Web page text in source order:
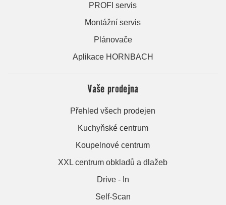
PROFI servis
Montážní servis
Plánovače
Aplikace HORNBACH
Vaše prodejna
Přehled všech prodejen
Kuchyňské centrum
Koupelnové centrum
XXL centrum obkladů a dlažeb
Drive - In
Self-Scan